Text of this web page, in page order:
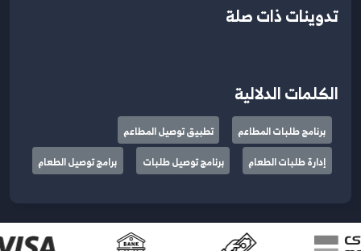
تدوينات ذات صلة
الكلمات الدلالية
برنامج طلبات المطاعم
تطبيق توصيل المطاعم
إدارة طلبات الطعام
برنامج توصيل طلبات برامج توصيل الطعام